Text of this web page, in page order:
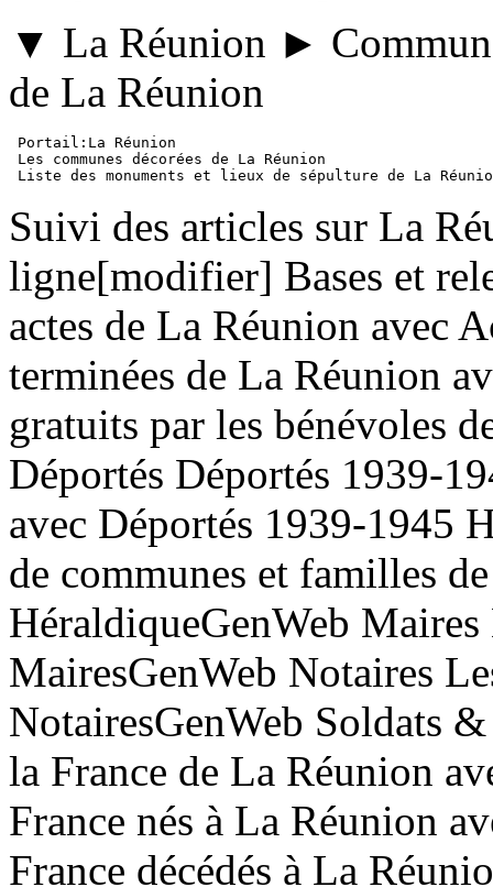
▼ La Réunion ►
de La Réunion
Portail:La Réunion
Les communes décorées de La Réunion
Suivi des articles sur La
ligne[modifier] Bases et
actes de La Réunion avec
terminées de La Réunion
gratuits par les bénévoles
Déportés Déportés 1939-
avec Déportés 1939-1945
de communes et familles
HéraldiqueGenWeb
MairesGenWeb Notaires
NotairesGenWeb Soldats
la France de La Réunion
France nés à La Réunion
France décédés à La